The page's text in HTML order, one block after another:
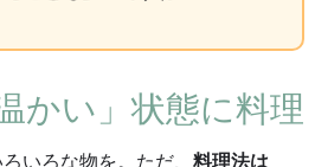
かい」状態に料理
いろな物を。ただ、 料理法は